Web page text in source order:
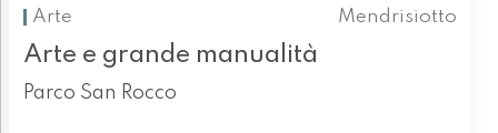
Arte
Mendrisiotto
Arte e grande manualità
Parco San Rocco